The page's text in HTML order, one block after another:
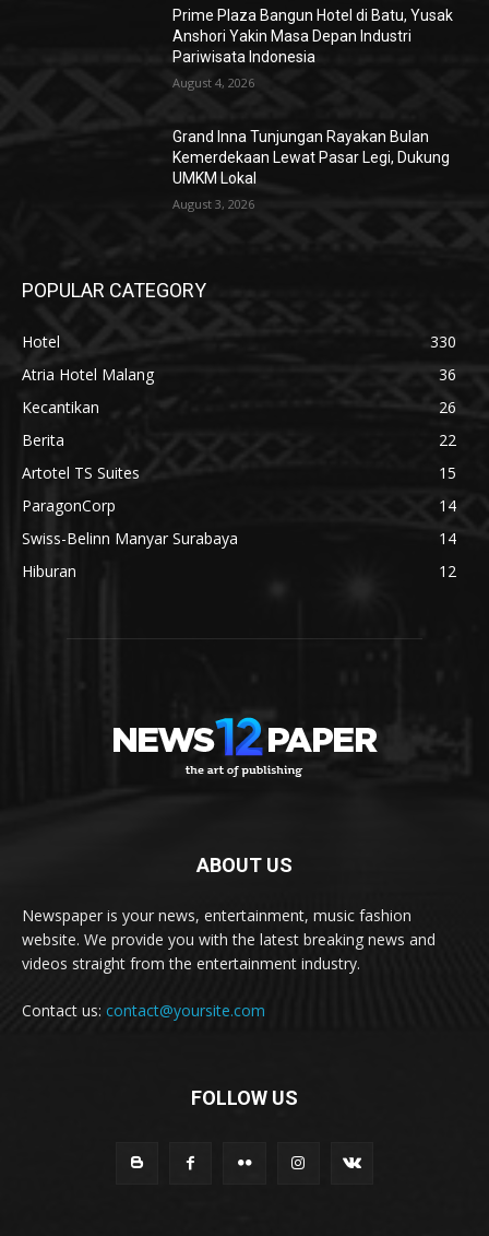
Prime Plaza Bangun Hotel di Batu, Yusak
Anshori Yakin Masa Depan Industri
Pariwisata Indonesia
August 4, 2026
Grand Inna Tunjungan Rayakan Bulan
Kemerdekaan Lewat Pasar Legi, Dukung
UMKM Lokal
August 3, 2026
POPULAR CATEGORY
Hotel
330
Atria Hotel Malang
36
Kecantikan
26
Berita
22
Artotel TS Suites
15
ParagonCorp
14
Swiss-Belinn Manyar Surabaya
14
Hiburan
12
ABOUT US
Newspaper is your news, entertainment, music fashion
website. We provide you with the latest breaking news and
videos straight from the entertainment industry.
Contact us: contact@yoursite.com
FOLLOW US